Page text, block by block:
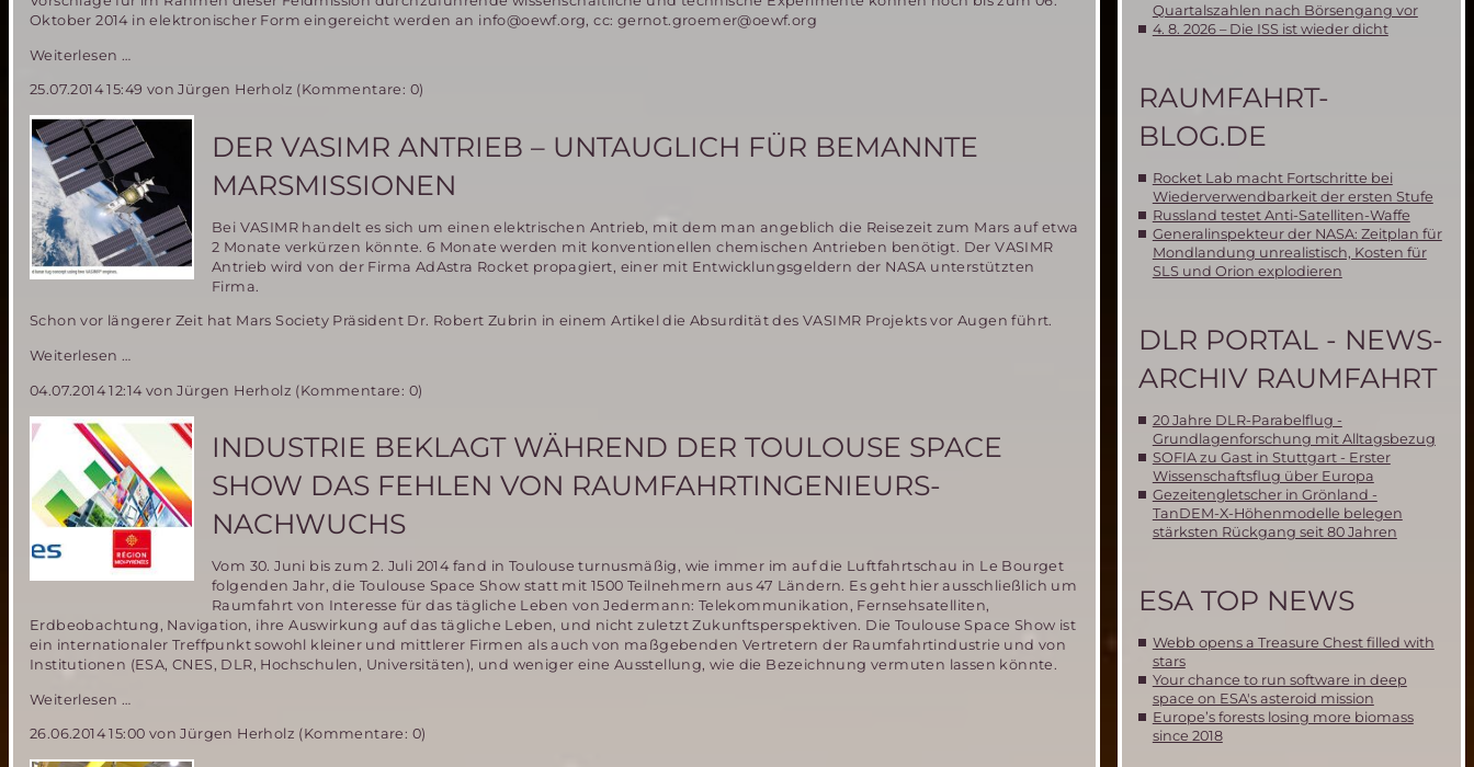
Oktober 2014 in elektronischer Form eingereicht werden an info@oewf.org, cc: gernot.groemer@oewf.org
Weiterlesen …
neue
Mars
Analog
Mission
„AMADEE-
15“
an
25.07.2014 15:49 von Jürgen Herholz (Kommentare: 0)
DER VASIMR ANTRIEB – UNTAUGLICH FÜR BEMANNTE
MARSMISSIONEN
Bei VASIMR handelt es sich um einen elektrischen Antrieb, mit dem man angeblich die Reisezeit zum Mars auf etwa
2 Monate verkürzen könnte. 6 Monate werden mit konventionellen chemischen Antrieben benötigt. Der VASIMR
Antrieb wird von der Firma AdAstra Rocket propagiert, einer mit Entwicklungsgeldern der NASA unterstützten
Firma.
Schon vor längerer Zeit hat Mars Society Präsident Dr. Robert Zubrin in einem Artikel die Absurdität des VASIMR Projekts vor Augen führt.
Weiterlesen …
Antrieb
–
untauglich
bemannte
Marsmissionen
04.07.2014 12:14von Jürgen Herholz (Kommentare: 0)
INDUSTRIE BEKLAGT WÄHREND DER TOULOUSE SPACE
SHOW DAS FEHLEN VON RAUMFAHRTINGENIEURS-
NACHWUCHS
Vom 30. Juni bis zum 2. Juli 2014 fand in Toulouse turnusmäßig, wie immer im auf die Luftfahrtschau in Le Bourget
folgenden Jahr, die Toulouse Space Show statt mit 1500 Teilnehmern aus 47 Ländern. Es geht hier ausschließlich um
Raumfahrt von Interesse für das tägliche Leben von Jedermann: Telekommunikation, Fernsehsatelliten,
Erdbeobachtung, Navigation, ihre Auswirkung auf das tägliche Leben, und nicht zuletzt Zukunftsperspektiven. Die Toulouse Space Show ist
ein internationaler Treffpunkt sowohl kleiner und mittlerer Firmen als auch von maßgebenden Vertretern der Raumfahrtindustrie und von
Institutionen (ESA, CNES, DLR, Hochschulen, Universitäten), und weniger eine Ausstellung, wie die Bezeichnung vermuten lassen könnte.
Weiterlesen …
während
der
26.06.2014 15:00 von Jürgen Herholz (Kommentare: 0)
Quartalszahlen nach Börsengang vor
4. 8. 2026 – Die ISS ist wieder dicht
RAUMFAHRT-
BLOG.DE
Rocket Lab macht Fortschritte bei
Wiederverwendbarkeit der ersten Stufe
Russland testet Anti-Satelliten-Waffe
Generalinspekteur der NASA: Zeitplan für
Mondlandung unrealistisch, Kosten für
SLS und Orion explodieren
DLR PORTAL - NEWS-
ARCHIV RAUMFAHRT
20 Jahre DLR-Parabelflug -
Grundlagenforschung mit Alltagsbezug
SOFIA zu Gast in Stuttgart - Erster
Wissenschaftsflug über Europa
Gezeitengletscher in Grönland -
TanDEM-X-Höhenmodelle belegen
stärksten Rückgang seit 80 Jahren
ESA TOP NEWS
Webb opens a Treasure Chest filled with
stars
Your chance to run software in deep
space on ESA's asteroid mission
Europe’s forests losing more biomass
since 2018